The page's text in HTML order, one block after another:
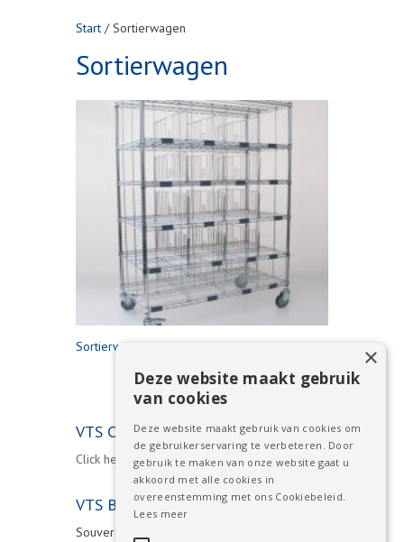
Start / Sortierwagen
Sortierwagen
Sortierwagen
VTS Company Info and Catalog
Click here for our PDF catalog
VTS B.V.
Souvereinstraat 8d
Deze website maakt gebruik
van cookies
Deze website maakt gebruik van cookies om
de gebruikerservaring te verbeteren. Door
gebruik te maken van onze website gaat u
akkoord met alle cookies in
overeenstemming met ons Cookiebeleid.
Lees meer
×